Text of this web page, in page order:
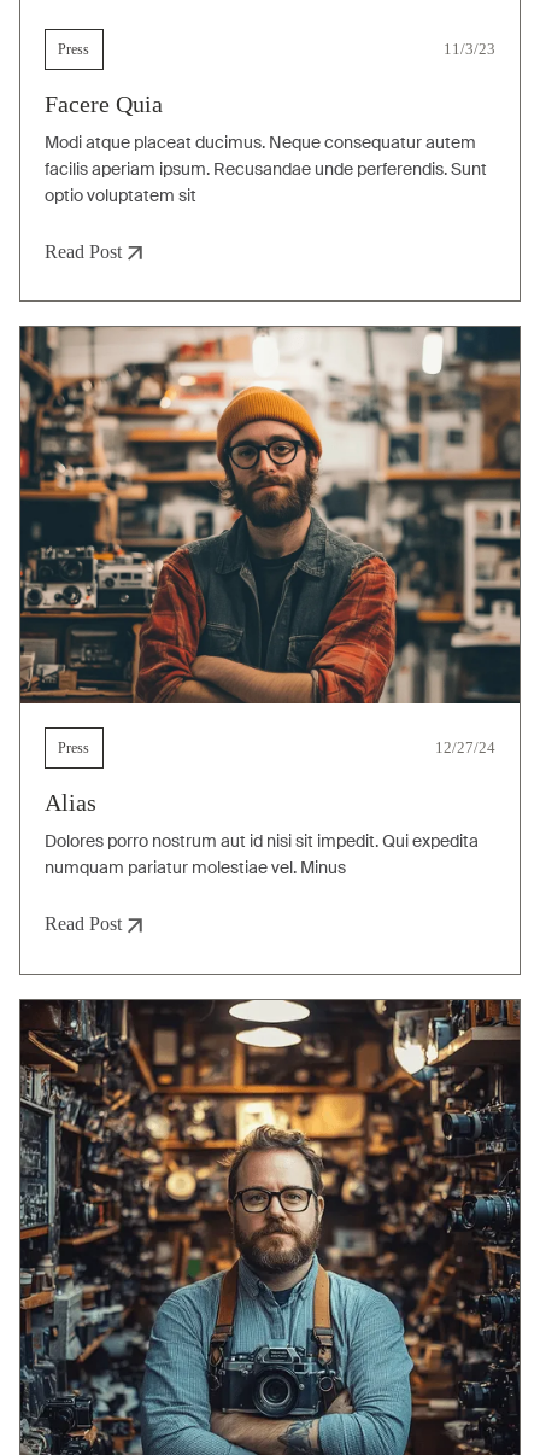
Press 11/3/23
Facere Quia
Modi atque placeat ducimus. Neque consequatur autem
facilis aperiam ipsum. Recusandae unde perferendis. Sunt
optio voluptatem sit
Read Post
Press 12/27/24
Alias
Dolores porro nostrum aut id nisi sit impedit. Qui expedita
numquam pariatur molestiae vel. Minus
Read Post